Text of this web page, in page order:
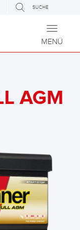
SUCHE
Toggle
MENÜ
AGM